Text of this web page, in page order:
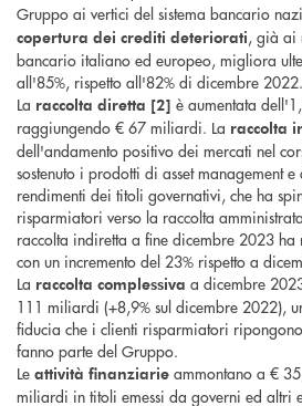
Gruppo ai vertici del sistema bancario
copertura dei crediti deteriorati, già ai
bancario italiano ed europeo, migliora
all'85%, rispetto all'82% di dicembre 2022.
La raccolta diretta [2] è aumentata
raggiungendo € 67 miliardi. La raccolta
dell'andamento positivo dei mercati nel
sostenuto i prodotti di asset management
rendimenti dei titoli governativi, che ha
risparmiatori verso la raccolta
raccolta indiretta a fine dicembre 2023
con un incremento del 23% rispetto a
La raccolta complessiva a dicembre
111 miliardi (+8,9% sul dicembre 2022),
fiducia che i clienti risparmiatori ripongono
fanno parte del Gruppo.
Le attività finanziarie ammontano a €
miliardi in titoli emessi da governi ed altri